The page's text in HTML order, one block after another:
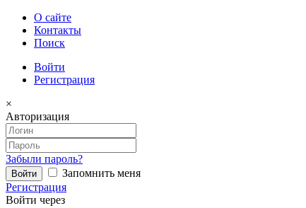
О сайте
Контакты
Поиск
Войти
Регистрация
×
Авторизация
Забыли пароль?
Запомнить меня
Регистрация
Войти через